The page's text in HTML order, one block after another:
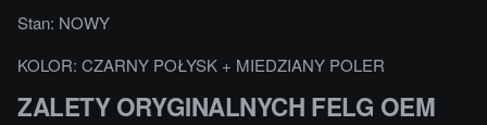
Stan: NOWY
KOLOR: CZARNY POŁYSK + MIEDZIANY POLER
ZALETY ORYGINALNYCH FELG OEM